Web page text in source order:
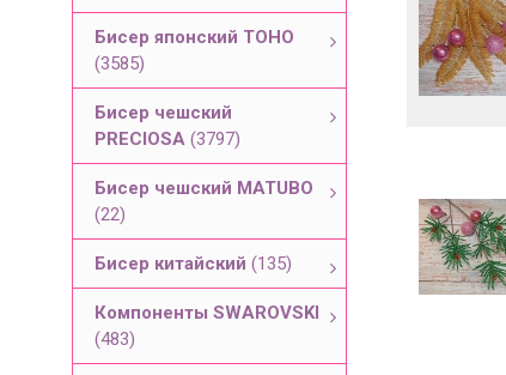
Бисер японский TOHO
(3585)
Бисер чешский
PRECIOSA (3797)
Бисер чешский MATUBO
(22)
Бисер китайский (135)
Компоненты SWAROVSKI
(483)